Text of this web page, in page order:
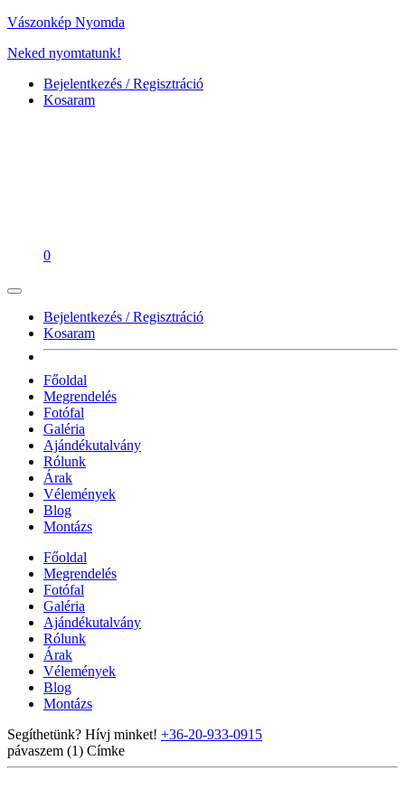
Vászonkép Nyomda
Neked nyomtatunk!
Bejelentkezés / Regisztráció
Kosaram
0
Bejelentkezés / Regisztráció
Kosaram
Főoldal
Megrendelés
Fotófal
Galéria
Ajándékutalvány
Rólunk
Árak
Vélemények
Blog
Montázs
Főoldal
Megrendelés
Fotófal
Galéria
Ajándékutalvány
Rólunk
Árak
Vélemények
Blog
Montázs
Segíthetünk? Hívj minket! +36-20-933-0915
pávaszem (1) Címke